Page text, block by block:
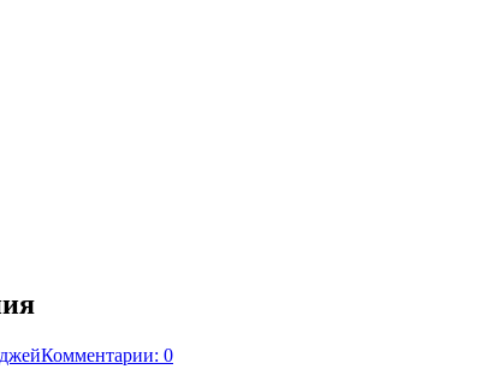
Комментарии: 0